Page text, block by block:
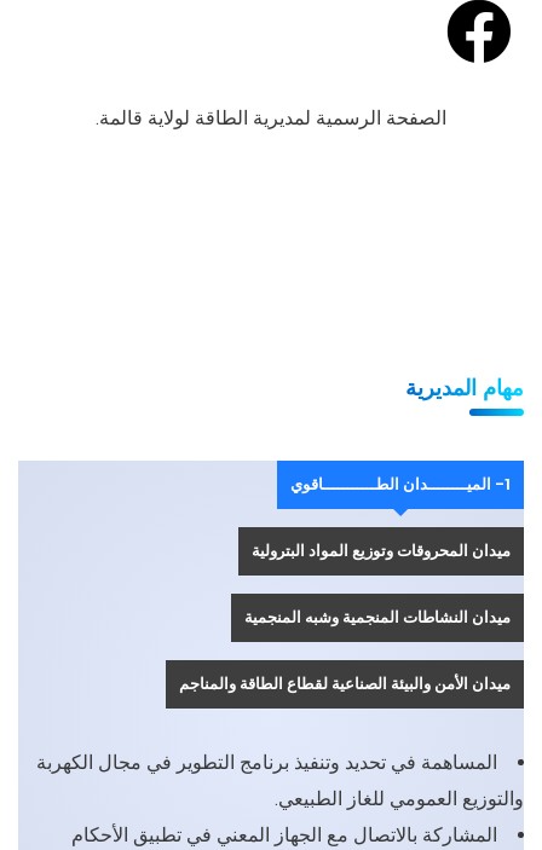
الصفحة الرسمية لمديرية الطاقة لولاية قالمة.
مهام المديرية
1- الميــــــــدان الطـــــــــــاقوي
ميدان المحروقات وتوزيع المواد البترولية
ميدان النشاطات المنجمية وشبه المنجمية
ميدان الأمن والبيئة الصناعية لقطاع الطاقة والمناجم
المساهمة في تحديد وتنفيذ برنامج التطوير في مجال الكهربة
والتوزيع العمومي للغاز الطبيعي.
المشاركة بالاتصال مع الجهاز المعني في تطبيق الأحكام